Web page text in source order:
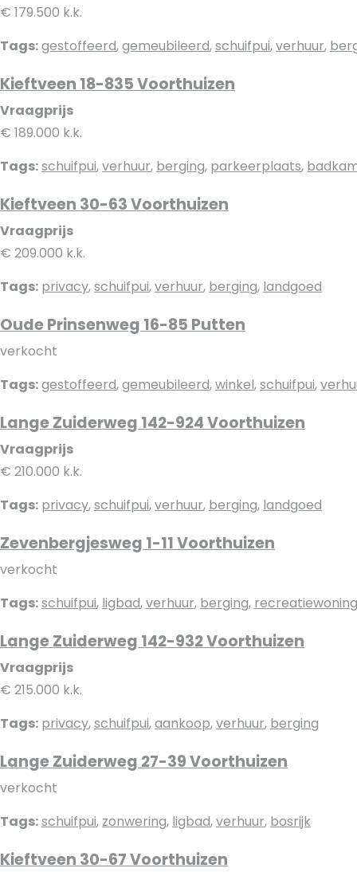
€ 179.500 k.k.
Tags:gestoffeerd,gemeubileerd,schuifpui,verhuur,
Kieftveen 18-835 Voorthuizen
Vraagprijs
€ 189.000 k.k.
Tags:schuifpui,verhuur, berging, parkeerplaats,
Kieftveen 30-63 Voorthuizen
Vraagprijs
€ 209.000 k.k.
Tags: privacy,schuifpui,verhuur, berging, landgoed
Oude Prinsenweg 16-85 Putten
verkocht
Tags:gestoffeerd,gemeubileerd,winkel,schuifpui,
Lange Zuiderweg 142-924 Voorthuizen
Vraagprijs
€ 210.000 k.k.
Tags: privacy,schuifpui,verhuur, berging, landgoed
Zevenbergjesweg 1-11 Voorthuizen
verkocht
Tags:schuifpui, ligbad,verhuur, berging, recreatiewoning
Lange Zuiderweg 142-932 Voorthuizen
Vraagprijs
€ 215.000 k.k.
Tags: privacy,schuifpui,aankoop,verhuur, berging
Lange Zuiderweg 27-39 Voorthuizen
verkocht
Tags:schuifpui, zonwering, ligbad,verhuur, bosrijk
Kieftveen 30-67 Voorthuizen